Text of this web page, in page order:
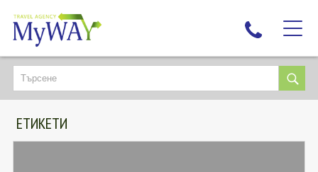
НАЙ-ТЪРСЕНИ
ДЕСТИНАЦИИ
ЕКЗОТИЧНИ ПОЧИВКИ
ЕТИКЕТИ